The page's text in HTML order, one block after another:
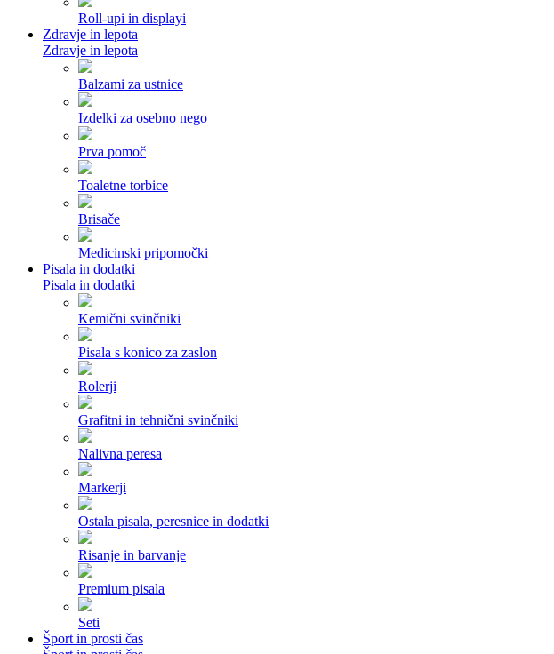
Roll-upi in displayi
Zdravje in lepota
Zdravje in lepota
Balzami za ustnice
Izdelki za osebno nego
Prva pomoč
Toaletne torbice
Brisače
Medicinski pripomočki
Pisala in dodatki
Pisala in dodatki
Kemični svinčniki
Pisala s konico za zaslon
Rolerji
Grafitni in tehnični svinčniki
Nalivna peresa
Markerji
Ostala pisala, peresnice in dodatki
Risanje in barvanje
Premium pisala
Seti
Šport in prosti čas